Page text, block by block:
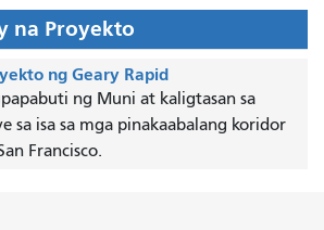
na Proyekto
ng Geary Rapid
ng Muni at kaligtasan sa
sa isa sa mga pinakaabalang koridor
Francisco.